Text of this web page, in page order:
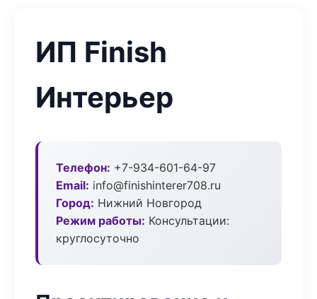
ИП Finish
Интерьер
Телефон: +7-934-601-64-97
Email: info@finishinterer708.ru
Город: Нижний Новгород
Режим работы: Консультации:
круглосуточно